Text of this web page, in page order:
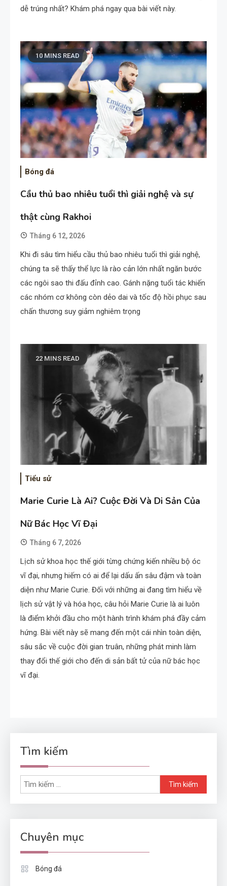
dễ trúng nhất? Khám phá ngay qua bài viết này.
10 MINS READ
Bóng đá
Cầu thủ bao nhiêu tuổi thì giải nghệ và sự
thật cùng Rakhoi
Tháng 6 12, 2026
Khi đi sâu tìm hiểu cầu thủ bao nhiêu tuổi thì giải nghệ,
chúng ta sẽ thấy thể lực là rào cản lớn nhất ngăn bước
các ngôi sao thi đấu đỉnh cao. Gánh nặng tuổi tác khiến
các nhóm cơ không còn dẻo dai và tốc độ hồi phục sau
chấn thương suy giảm nghiêm trọng
22 MINS READ
Tiểu sử
Marie Curie Là Ai? Cuộc Đời Và Di Sản Của
Nữ Bác Học Vĩ Đại
Tháng 6 7, 2026
Lịch sử khoa học thế giới từng chứng kiến nhiều bộ óc
vĩ đại, nhưng hiếm có ai để lại dấu ấn sâu đậm và toàn
diện như Marie Curie. Đối với những ai đang tìm hiểu về
lịch sử vật lý và hóa học, câu hỏi Marie Curie là ai luôn
là điểm khởi đầu cho một hành trình khám phá đầy cảm
hứng. Bài viết này sẽ mang đến một cái nhìn toàn diện,
sâu sắc về cuộc đời gian truân, những phát minh làm
thay đổi thế giới cho đến di sản bất tử của nữ bác học
vĩ đại.
Tìm kiếm
Tìm
kiếm
Chuyên mục
Bóng đá